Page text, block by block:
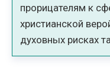
прорицателям к
христианской
духовных рисках